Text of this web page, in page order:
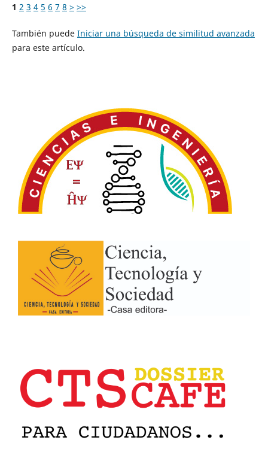
1 2 3 4 5 6 7 8 > >>
También puede Iniciar una búsqueda de similitud avanzada
para este artículo.